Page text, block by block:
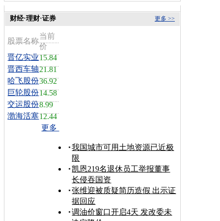
更多 >>
财经·理财·证券
股票名称
当前
价
晋亿实业15.84
晋西车轴21.81
哈飞股份36.92
巨轮股份14.58
交运股份8.99
渤海活塞12.44
更多
我国城市可用土地资源已近极
限
凯恩219名退休员工举报董事
长侵吞国资
张维迎被质疑简历造假 出示证
据回应
调油价窗口开启4天 发改委未